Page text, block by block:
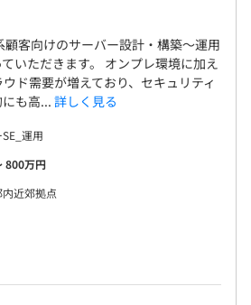
が現在は約3人~10名程度のチーム
いただいています。
すく案件以外の相談もしやすい環境
ニケーションが活発な案件が多くあ
客向けのサーバー設計・構築～運用
いただきます。 オンプレ環境に加え
ド需要が増えており、セキュリティ
も高... 詳しく見る
運用
800万円
近郊拠点